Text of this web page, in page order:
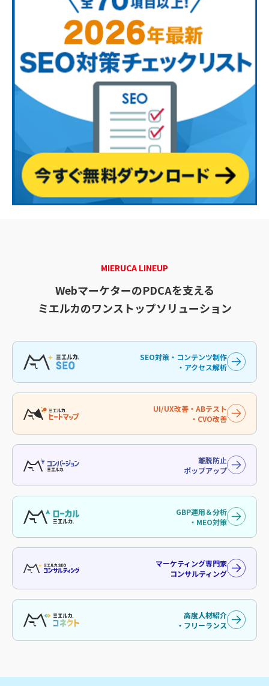
MIERUCA LINEUP
WebマーケターのPDCAを支える
ミエルカのワンストップソリューション
SEO対策・コンテンツ制作
・アクセス解析
UI/UX改善・ABテスト
・CVO改善
離脱防止
ポップアップ
GBP運用＆分析
・MEO対策
マーケティング専門家
コンサルティング
高度人材紹介
・フリーランス